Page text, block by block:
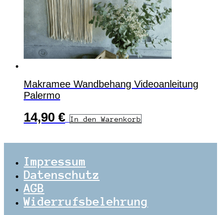
Makramee Wandbehang Videoanleitung
Palermo
14,90 € In den Warenkorb
Impressum
Datenschutz
AGB
Widerrufsbelehrung